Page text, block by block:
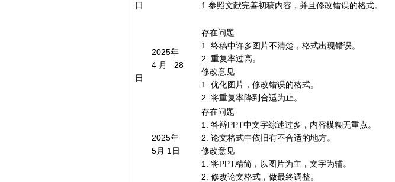
日
1.参照文献完善初稿内容，并且修改错误的格式。
2025年
4月 28
日
存在问题
1. 终稿中许多图片不清楚，格式出现错误。
2. 重复率过高。
修改意见
1. 优化图片，修改错误的格式。
2. 将重复率降到合适为止。
2025年
5月 1日
存在问题
1. 答辩PPT中文字综述过多，内容模糊无重点。
2. 论文格式中依旧有不合适的地方。
修改意见
1. 将PPT精简，以图片为主，文字为辅。
2. 修改论文格式，做最终调整。